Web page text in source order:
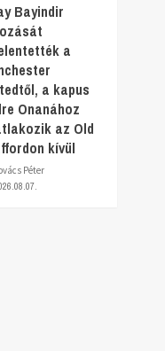
Bayindir
a
a kapus
Onanához
az Old
kívül
Péter